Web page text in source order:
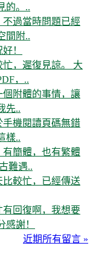
的。..
過當時問題已經
間附..
！
，遲復見諒。 大
，..
個附體的事情，讓
先..
手機閱讀頁碼無錯
樣..
有簡體，也有繁體
難遇..
比較忙，已經傳送
有回復啊，我想要
謝！
近期所有留言 »